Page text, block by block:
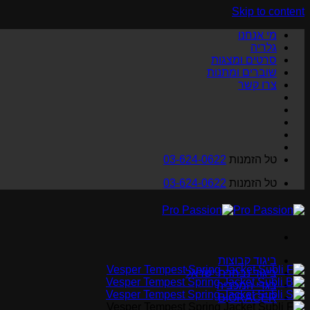
Skip to content
מי אנחנו
גלריה
סרטים ומצגות
שוברים ומתנות
צרו קשר
טל הזמנות 03-624-0622
טל הזמנות 03-624-0622
ביגוד קבוצות
ביגוד נבחרת ישראל
בגדי המכביה
BIORACER